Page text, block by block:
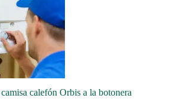
calefón Orbis a la botonera